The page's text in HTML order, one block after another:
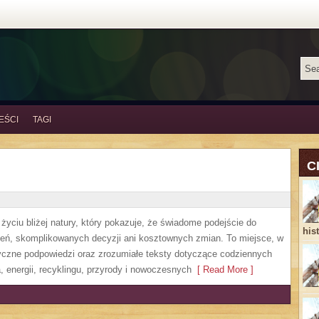
TAGI
bliżej natury, który pokazuje, że świadome podejście do
skomplikowanych decyzji ani kosztownych zmian. To miejsce, w
podpowiedzi oraz zrozumiałe teksty dotyczące codziennych
energii, recyklingu, przyrody i nowoczesnych [ Read More ]